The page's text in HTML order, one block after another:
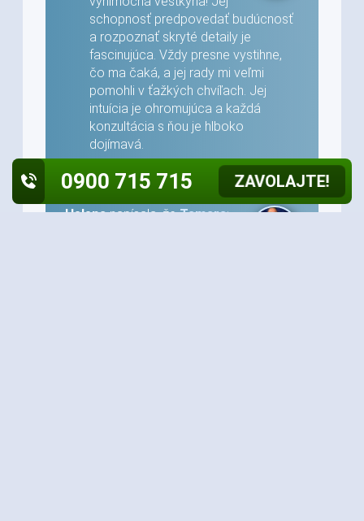
schopnosť predpovedať budúcnosť
a rozpoznať skryté detaily je
fascinujúca. Vždy presne vystihne,
čo ma čaká, a jej rady mi veľmi
pomohli v ťažkých chvíľach. Jej
intuícia je ohromujúca a každá
konzultácia s ňou je hlboko
dojímavá.
Helenanapísala, žeTamara:
0900 715 715 ZAVOLAJTE!